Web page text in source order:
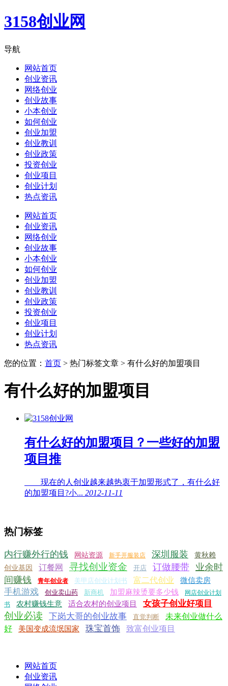
3158创业网
导航
网站首页
创业资讯
网络创业
创业故事
小本创业
如何创业
创业加盟
创业教训
创业政策
投资创业
创业项目
创业计划
热点资讯
网站首页
创业资讯
网络创业
创业故事
小本创业
如何创业
创业加盟
创业教训
创业政策
投资创业
创业项目
创业计划
热点资讯
您的位置： 首页 > 热门标签文章 > 有什么好的加盟项目
有什么好的加盟项目
有什么好的加盟项目？一些好的加盟
项目推
现在的人创业越来越热衷于加盟形式了，有什么好
的加盟项目?小... 2012-11-11
热门标签
内行赚外行的钱 网站资源 新手开服装店 深圳服装
黄秋赖
创业基因
订餐网 寻找创业资金 开店 订做腰带
业余时
间赚钱
青年创业者 美甲店创业计划书 富二代创业 微信卖房
手机游戏 创业卖山药 新商机 加盟麻辣烫要多少钱
网店创业计划
书
农村赚钱生意 适合农村的创业项目 女孩子创业好项目
创业必读 下岗大哥的创业故事 直觉判断
未来创业做什么
好
美国变成流氓国家 珠宝首饰 致富创业项目
网站首页
创业资讯